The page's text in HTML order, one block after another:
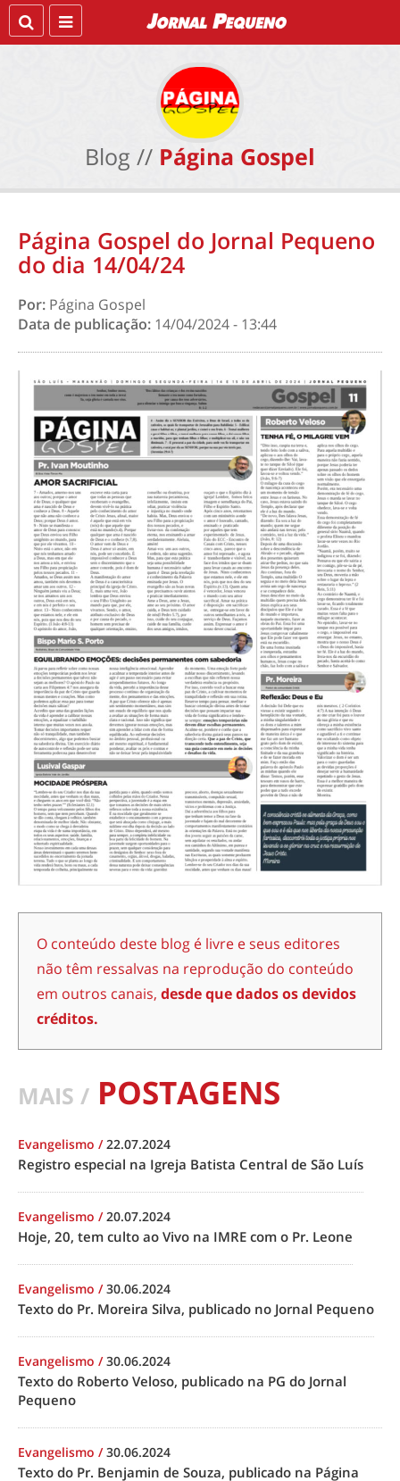
Blog // Página Gospel
Página Gospel do Jornal Pequeno
do dia 14/04/24
Por: Página Gospel
Data de publicação: 14/04/2024 - 13:44
O conteúdo deste blog é livre e seus editores
não têm ressalvas na reprodução do conteúdo
em outros canais, desde que dados os devidos
créditos.
MAIS / POSTAGENS
Evangelismo /22.07.2024
Registro especial na Igreja Batista Central de São Luís
Evangelismo /20.07.2024
Hoje, 20, tem culto ao Vivo na IMRE com o Pr. Leone
Evangelismo /30.06.2024
Texto do Pr. Moreira Silva, publicado no Jornal Pequeno
Evangelismo /30.06.2024
Texto do Roberto Veloso, publicado na PG do Jornal
Pequeno
Evangelismo /30.06.2024
Texto do Pr. Benjamin de Souza, publicado na Página